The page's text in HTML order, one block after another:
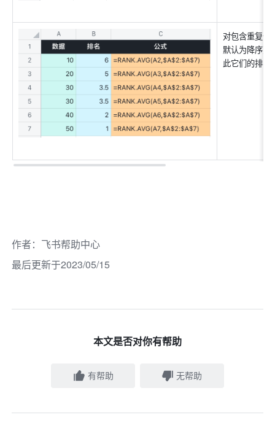
对包含重复值
默认为降序）
此它们的排名
作者： 飞书帮助中心
最后更新于2023/05/15
本文是否对你有帮助
有帮助 无帮助